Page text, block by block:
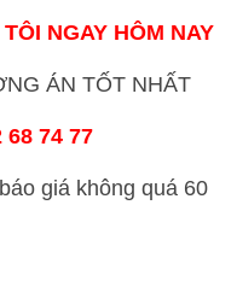
NGAY HÔM NAY
ÁN TỐT NHẤT
68 74 77
giá không quá 60